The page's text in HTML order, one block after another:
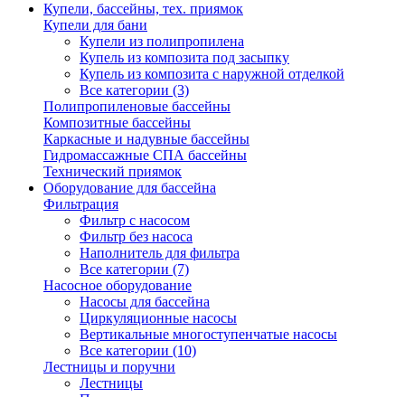
Купели, бассейны, тех. приямок
Купели для бани
Купели из полипропилена
Купель из композита под засыпку
Купель из композита с наружной отделкой
Все категории (3)
Полипропиленовые бассейны
Композитные бассейны
Каркасные и надувные бассейны
Гидромассажные СПА бассейны
Технический приямок
Оборудование для бассейна
Фильтрация
Фильтр с насосом
Фильтр без насоса
Наполнитель для фильтра
Все категории (7)
Насосное оборудование
Насосы для бассейна
Циркуляционные насосы
Вертикальные многоступенчатые насосы
Все категории (10)
Лестницы и поручни
Лестницы